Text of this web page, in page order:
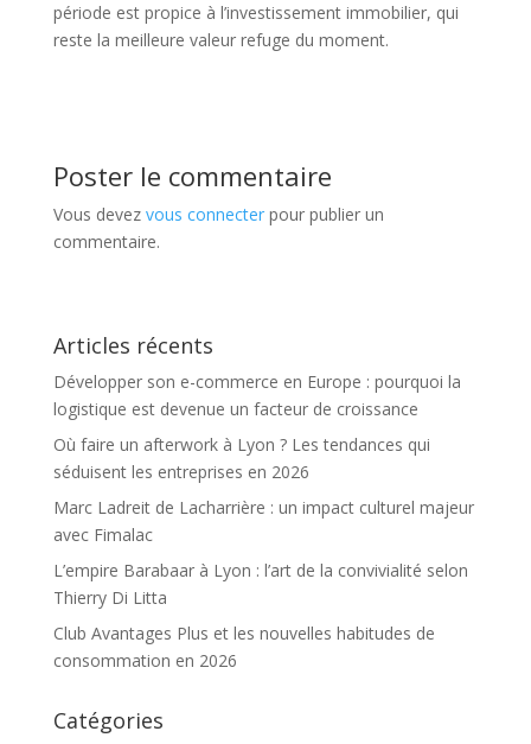
période est propice à l’investissement immobilier, qui
reste la meilleure valeur refuge du moment.
Poster le commentaire
Vous devez vous connecterpour publier un
commentaire.
Articles récents
Développer son e-commerce en Europe : pourquoi la
logistique est devenue un facteur de croissance
Où faire un afterwork à Lyon ? Les tendances qui
séduisent les entreprises en 2026
Marc Ladreit de Lacharrière : un impact culturel majeur
avec Fimalac
L’empire Barabaar à Lyon : l’art de la convivialité selon
Thierry Di Litta
Club Avantages Plus et les nouvelles habitudes de
consommation en 2026
Catégories